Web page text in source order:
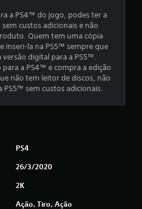
5
3
c
l
a
a PS4™ do jogo, podes ter a
custos adicionais e não
Quem tem uma cópia
inseri-la na PS5™ sempre que
digital para a PS5™.
a PS4™ e compra a edição
não tem leitor de discos, não
PS5™ sem custos adicionais.
PS4
26/3/2020
2K
Ação, Tiro, Ação